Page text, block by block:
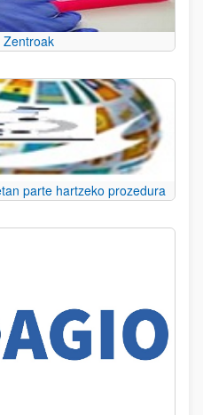
Zentroak
parte hartzeko prozedura